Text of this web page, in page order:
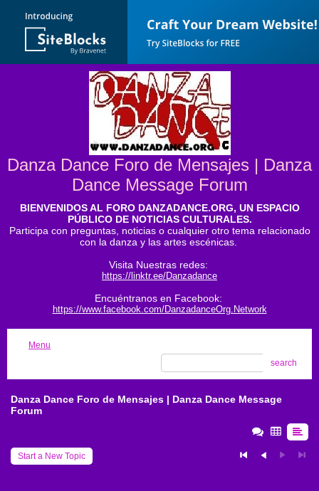
Danza Dance Foro de Mensajes | Danza
Dance Message Forum
BIENVENIDOS AL FORO DANZADANCE.ORG, UN ESPACIO
PÚBLICO DE NOTICIAS CULTURALES.
Participa con preguntas, noticias o cualquier otro tema relacionado
con la danza y las artes escénicas.
Visita Nuestras redes:
https://linktr.ee/Danzadance
Encuéntranos en Facebook:
https://www.facebook.com/DanzadanceOrg.Network
Menu
search
Danza Dance Foro de Mensajes | Danza Dance Message
Forum
Start a New Topic